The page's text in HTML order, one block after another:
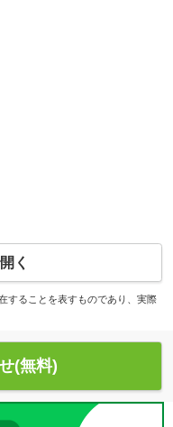
く
することを表すものであり、実際
(無料)